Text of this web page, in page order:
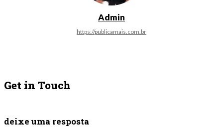
Admin
https://publicamais.com.br
Get in Touch
deixe uma resposta